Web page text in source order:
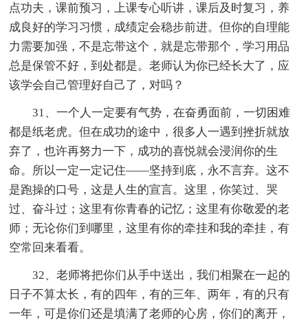
点功夫，课前预习，上课专心听讲，课后及时复习，养
成良好的学习习惯，成绩定会稳步前进。但你的自理能
力需要加强，不是忘带这个，就是忘带那个，学习用品
总是保管不好，到处都是。老师认为你已经长大了，应
该学会自己管理好自己了，对吗？
31、一个人一定要有气势，在奋勇面前，一切困难
都是纸老虎。但在成功的途中，很多人一遇到挫折就放
弃了，也许再努力一下，成功的喜悦就会浸润你的生
命。所以一定一定记住——坚持到底，永不言弃。这不
是跑操的口号，这是人生的宣言。这里，你笑过、哭
过、奋斗过；这里有你青春的记忆；这里有你敬爱的老
师；无论你们到哪里，这里有你的牵挂和我的牵挂，有
空常回来看看。
32、老师将把你们从手中送出，我们相聚在一起的
日子不算太长，有的四年，有的三年、两年，有的只有
一年，可是你们还是填满了老师的心房，你们的离开，